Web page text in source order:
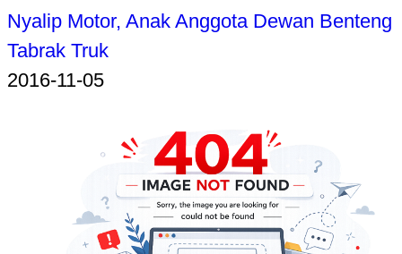
Nyalip Motor, Anak Anggota Dewan Benteng
Tabrak Truk
2016-11-05